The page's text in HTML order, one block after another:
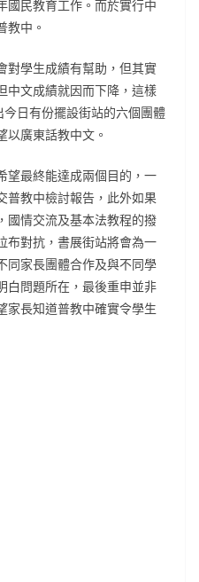
國民教育工作。而於實行中
教中。
對學生成績有幫助，但其實
中文成績就因而下降，這樣
日有份擺設街站的六個團體
以廣東話教中文。
望最終能達成兩個目的，一
普教中檢討報告，此外如果
國情交流及基本法教程的撥
布對抗，書展街站將會為一
同家長團體合作及與不同學
白問題所在，最後重申並非
家長知道普教中確實令學生